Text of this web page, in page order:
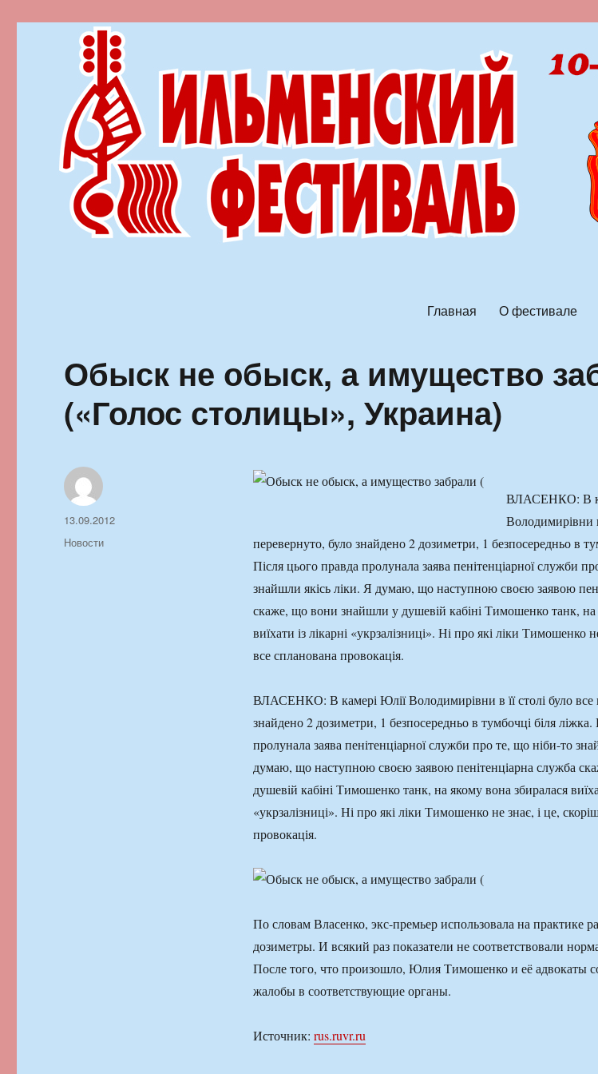
Главная О фестивале
Обыск не обыск, а имущество
(«Голос столицы», Украина)
ВЛАСЕНКО: В
Володимирівни
перевернуто, було знайдено 2 дозиметри, 1 безпосередньо в
Після цього правда пролунала заява пенітенціарної служби
знайшли якісь ліки. Я думаю, що наступною своєю заявою
скаже, що вони знайшли у душевій кабіні Тимошенко танк, на
виїхати із лікарні «укрзалізниці». Ні про які ліки Тимошенко
все спланована провокація.
ВЛАСЕНКО: В камері Юлії Володимирівни в її столі було все
знайдено 2 дозиметри, 1 безпосередньо в тумбочці біля ліжка.
пролунала заява пенітенціарної служби про те, що ніби-то
думаю, що наступною своєю заявою пенітенціарна служба
душевій кабіні Тимошенко танк, на якому вона збиралася
«укрзалізниці». Ні про які ліки Тимошенко не знає, і це,
провокація.
По словам Власенко, экс-премьер использовала на практике
дозиметры. И всякий раз показатели не соответствовали
После того, что произошло, Юлия Тимошенко и её адвокаты
жалобы в соответствующие органы.
Источник: rus.ruvr.ru
Автор
Опубликовано
13.09.2012
Рубрики
Новости